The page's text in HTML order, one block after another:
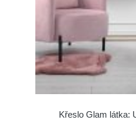
Křeslo Glam látka: